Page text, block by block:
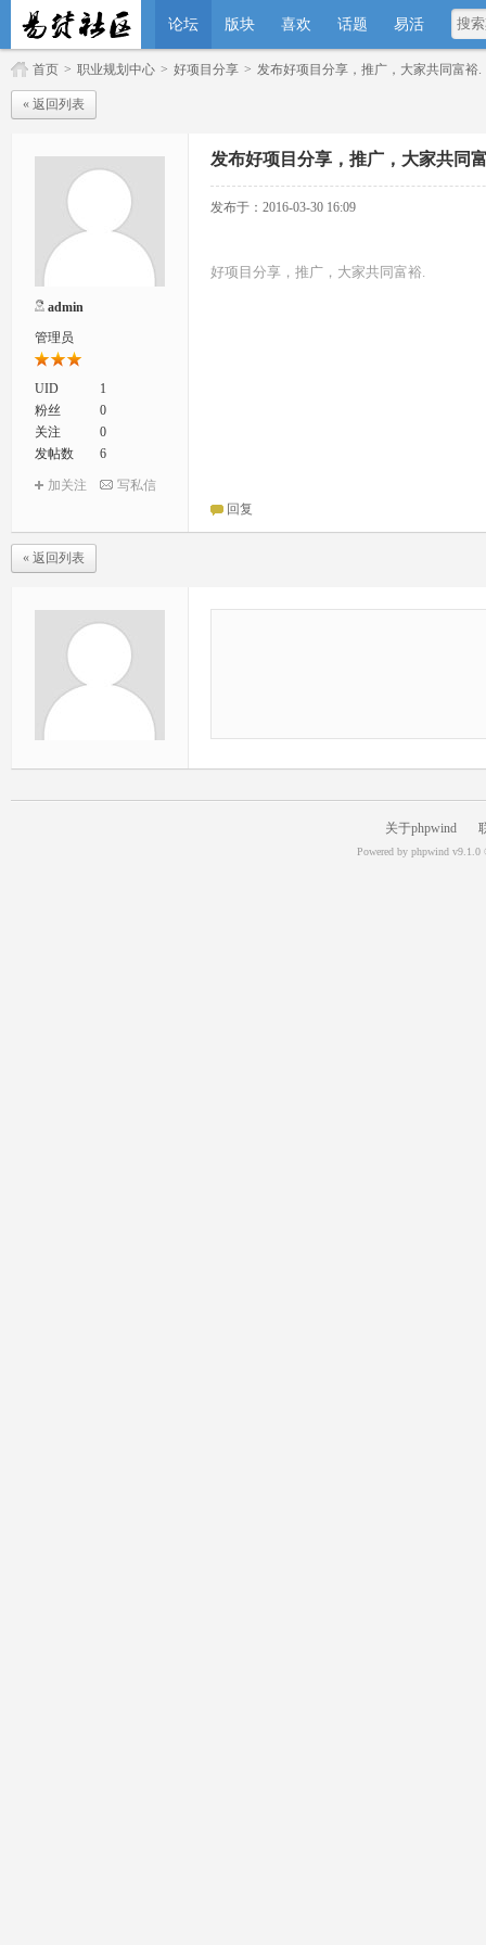
论坛 版块 喜欢 话题 易活
首页 > 职业规划中心 > 好项目分享 > 发布好项目分享，推广，大家共同富裕.
« 返回列表
admin
管理员
UID
1
粉丝
0
关注
0
发帖数
6
加关注 写私信
发布好项目分享，推广，大家共同
发布于：2016-03-30 16:09
好项目分享，推广，大家共同富裕.
回复
« 返回列表
关于phpwind
Powered by phpwind v9.1.0